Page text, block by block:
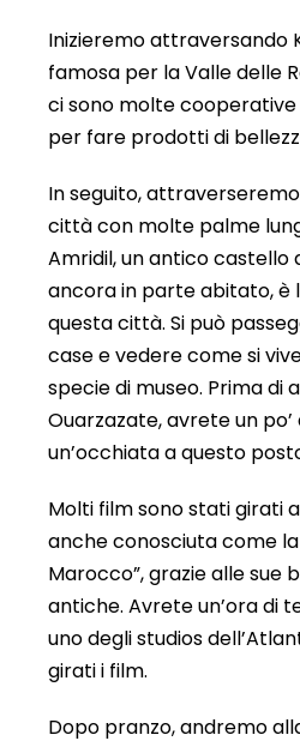
Inizieremo attraversando
famosa per la Valle delle
ci sono molte
per fare prodotti di
In seguito,
città con molte palme
Amridil, un antico castello
ancora in parte abitato, è
questa città. Si può
case e vedere come si
specie di museo. Prima di
Ouarzazate, avrete un
un’occhiata a questo
Molti film sono stati girati
anche conosciuta come
Marocco”, grazie alle sue
antiche. Avrete un’ora di
uno degli studios
girati i film.
Dopo pranzo, andremo